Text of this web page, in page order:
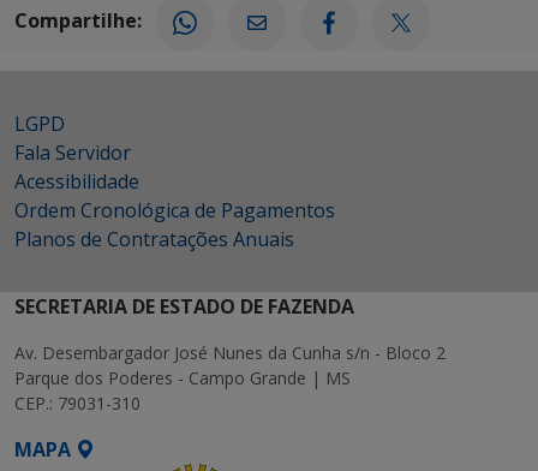
Compartilhe:
LGPD
Fala Servidor
Acessibilidade
Ordem Cronológica de Pagamentos
Planos de Contratações Anuais
SECRETARIA DE ESTADO DE FAZENDA
Av. Desembargador José Nunes da Cunha s/n - Bloco 2
Parque dos Poderes - Campo Grande | MS
CEP.: 79031-310
MAPA